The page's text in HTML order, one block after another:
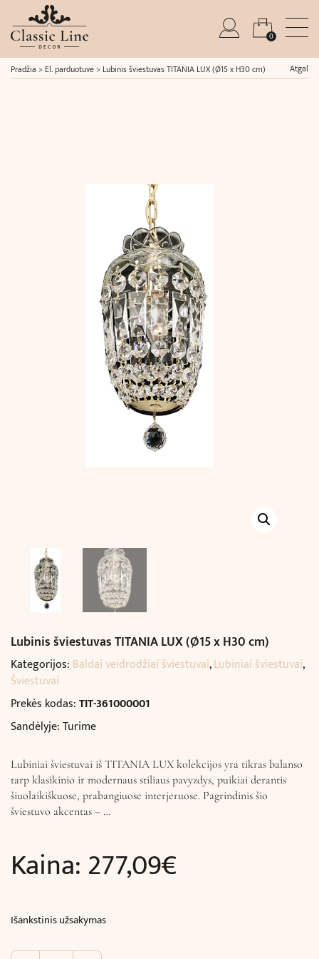
0
Pradžia > El. parduotuvė> Lubinis šviestuvas TITANIA LUX (Ø15 x H30 cm) Atgal
Lubinis šviestuvas TITANIA LUX (Ø15 x H30 cm)
Kategorijos: Baldai veidrodžiai šviestuvai,Lubiniai šviestuvai,
Šviestuvai
Prekės kodas:TIT-361000001
Sandėlyje: Turime
Lubiniai šviestuvai iš TITANIA LUX kolekcijos yra tikras balanso
tarp klasikinio ir modernaus stiliaus pavyzdys, puikiai derantis
šiuolaikiškuose, prabangiuose interjeruose. Pagrindinis šio
šviestuvo akcentas – …
Kaina:277,09€
Išankstinis užsakymas